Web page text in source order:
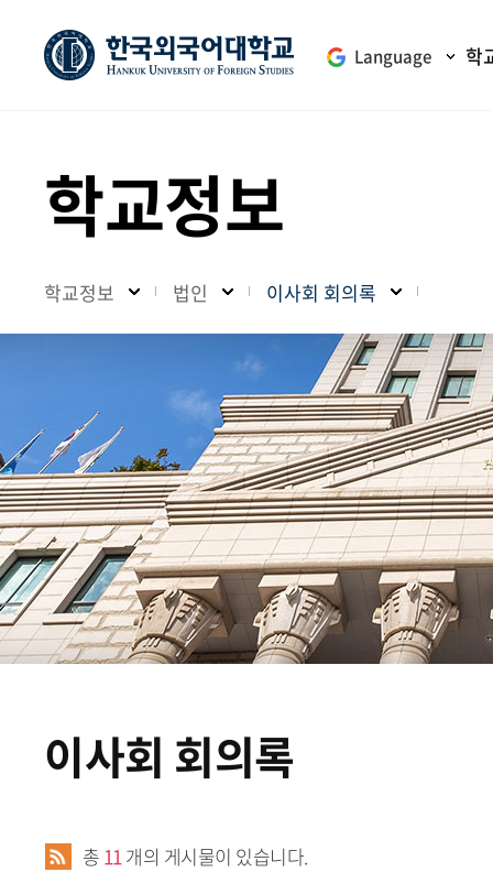
Language 학
학교정보
학교정보 법인 이사회 회의록
이사회 회의록
총 11개의 게시물이 있습니다.